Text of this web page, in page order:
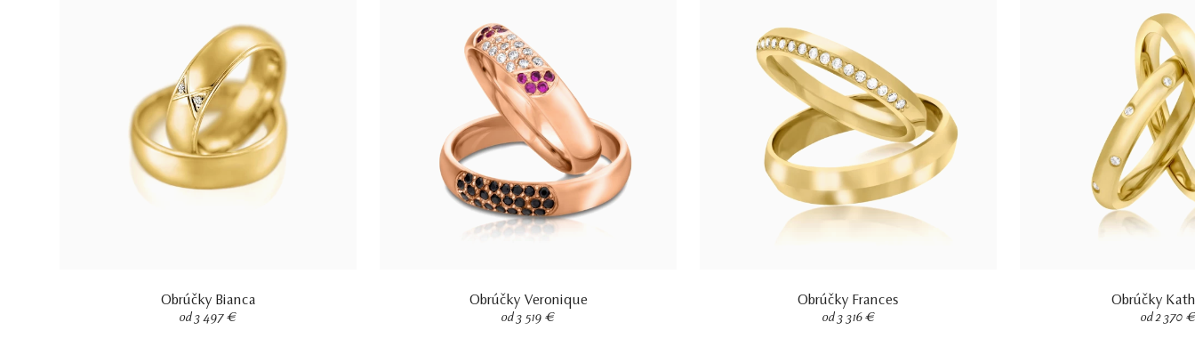
Obrúčky Bianca
od 3 497 €
Obrúčky Veronique
od 3 519 €
Obrúčky Frances
od 3 316 €
Obrúčky
od 2 370